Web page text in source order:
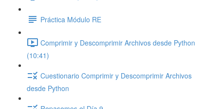
Práctica Módulo RE
Comprimir y Descomprimir Archivos desde Python
(10:41)
Cuestionario Comprimir y Descomprimir Archivos
desde Python